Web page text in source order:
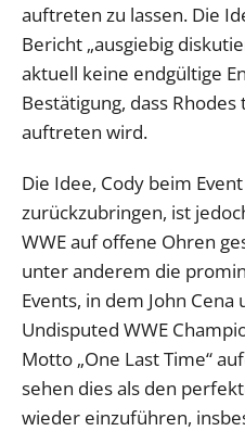
auftreten zu lassen. Die
Bericht „ausgiebig
aktuell keine endgültige
Bestätigung, dass
auftreten wird.
Die Idee, Cody beim
zurückzubringen, ist
WWE auf offene Ohren
unter anderem die
Events, in dem John
Undisputed WWE
Motto „One Last Time“
sehen dies als den
wieder einzuführen,